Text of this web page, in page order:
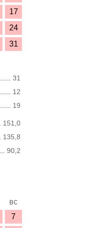
17
24
31
31
12
19
151,0
135,8
90,2
вс
7